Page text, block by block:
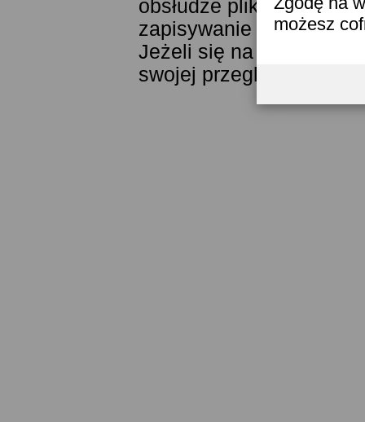
możesz
obsłudze plików
zapisywanie ich w
Jeżeli się na to nie
swojej przeglądarki.